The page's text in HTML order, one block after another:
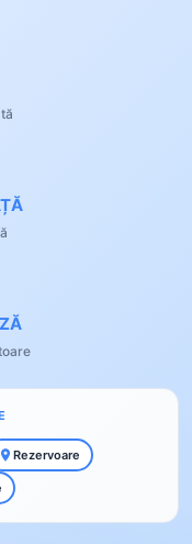
Rezervoare